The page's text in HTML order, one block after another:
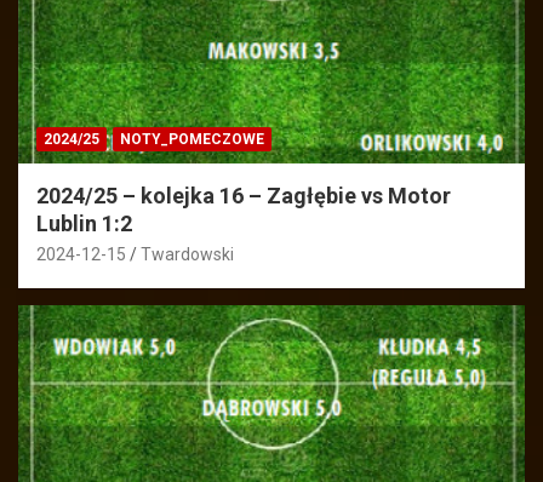
2024/25 NOTY_POMECZOWE
2024/25 – kolejka 16 – Zagłębie vs Motor
Lublin 1:2
2024-12-15 Twardowski